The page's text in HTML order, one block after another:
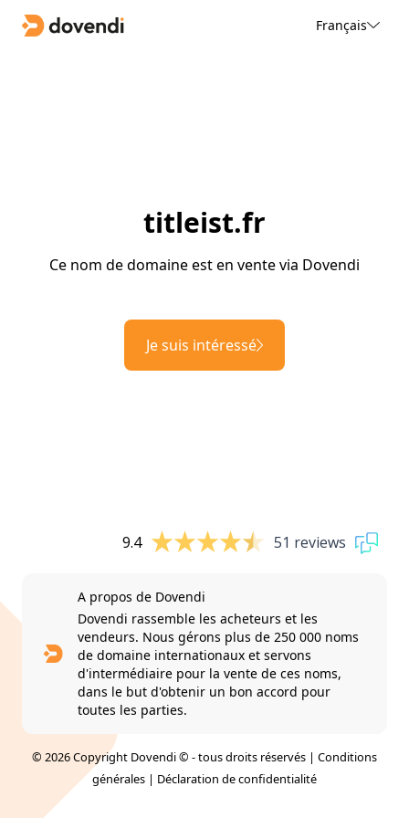
Français
titleist.fr
Ce nom de domaine est en vente via Dovendi
Je suis intéressé
9.4 51 reviews
A propos de Dovendi
Dovendi rassemble les acheteurs et les
vendeurs. Nous gérons plus de 250 000 noms
de domaine internationaux et servons
d'intermédiaire pour la vente de ces noms,
dans le but d'obtenir un bon accord pour
toutes les parties.
© 2026 Copyright Dovendi © - tous droits réservés | Conditions
générales | Déclaration de confidentialité